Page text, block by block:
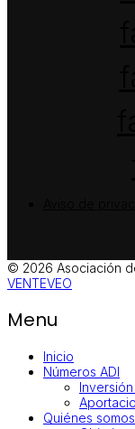
© 2026 Asociación
VENTEVEO
Menu
Inicio
Números ADI
Quiénes somos